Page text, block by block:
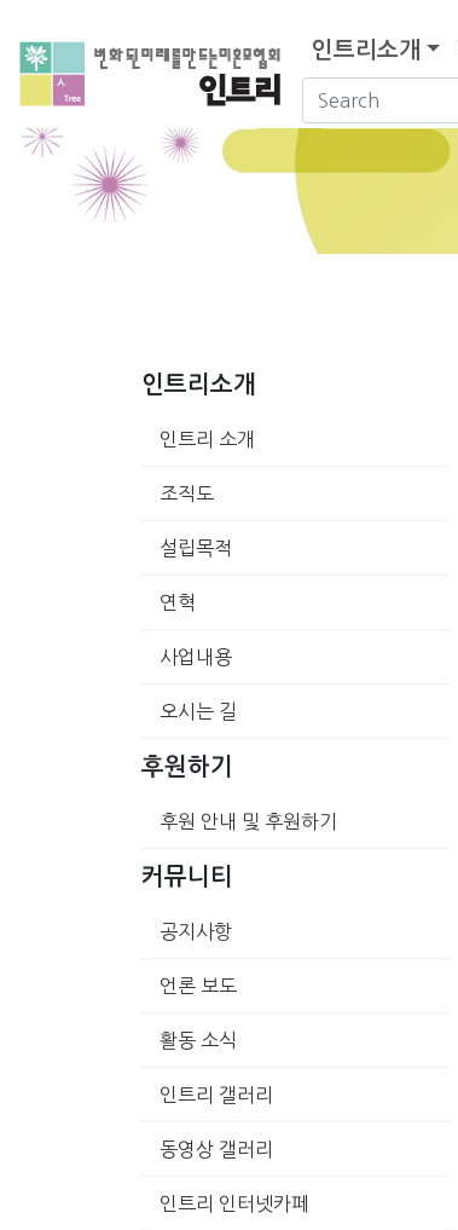
인트리소개
인트리소개
인트리 소개
조직도
설립목적
연혁
사업내용
오시는 길
후원하기
후원 안내 및 후원하기
커뮤니티
공지사항
언론 보도
활동 소식
인트리 갤러리
동영상 갤러리
인트리 인터넷카페